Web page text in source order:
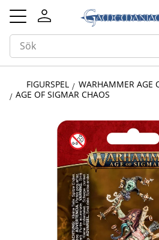
Meny
FIGURSPEL
WARHAMMER AGE
AGE OF SIGMAR CHAOS